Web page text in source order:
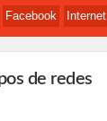
Facebook Internet
de redes